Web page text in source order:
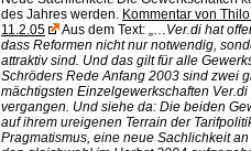
des Jahres werden. Kommentar von
11.2.05
Aus dem Text: „…Ver.di hat
dass Reformen nicht nur notwendig,
attraktiv sind. Und das gilt für alle
Schröders Rede Anfang 2003 sind zwei
mächtigsten Einzelgewerkschaften Ver.di
vergangen. Und siehe da: Die beiden
auf ihrem ureigenen Terrain der
Pragmatismus, eine neue Sachlichkeit